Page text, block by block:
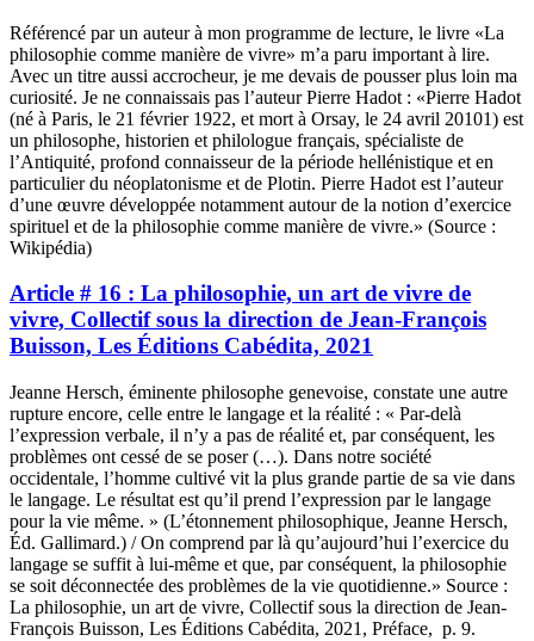
Référencé par un auteur à mon programme de lecture, le livre «La
philosophie comme manière de vivre» m’a paru important à lire.
Avec un titre aussi accrocheur, je me devais de pousser plus loin ma
curiosité. Je ne connaissais pas l’auteur Pierre Hadot : «Pierre Hadot
(né à Paris, le 21 février 1922, et mort à Orsay, le 24 avril 20101) est
un philosophe, historien et philologue français, spécialiste de
l’Antiquité, profond connaisseur de la période hellénistique et en
particulier du néoplatonisme et de Plotin. Pierre Hadot est l’auteur
d’une œuvre développée notamment autour de la notion d’exercice
spirituel et de la philosophie comme manière de vivre.» (Source :
Wikipédia)
Article # 16 : La philosophie, un art de vivre de
vivre, Collectif sous la direction de Jean-François
Buisson, Les Éditions Cabédita, 2021
Jeanne Hersch, éminente philosophe genevoise, constate une autre
rupture encore, celle entre le langage et la réalité : « Par-delà
l’expression verbale, il n’y a pas de réalité et, par conséquent, les
problèmes ont cessé de se poser (…). Dans notre société
occidentale, l’homme cultivé vit la plus grande partie de sa vie dans
le langage. Le résultat est qu’il prend l’expression par le langage
pour la vie même. » (L’étonnement philosophique, Jeanne Hersch,
Éd. Gallimard.) / On comprend par là qu’aujourd’hui l’exercice du
langage se suffit à lui-même et que, par conséquent, la philosophie
se soit déconnectée des problèmes de la vie quotidienne.» Source :
La philosophie, un art de vivre, Collectif sous la direction de Jean-
François Buisson, Les Éditions Cabédita, 2021, Préface, p. 9.